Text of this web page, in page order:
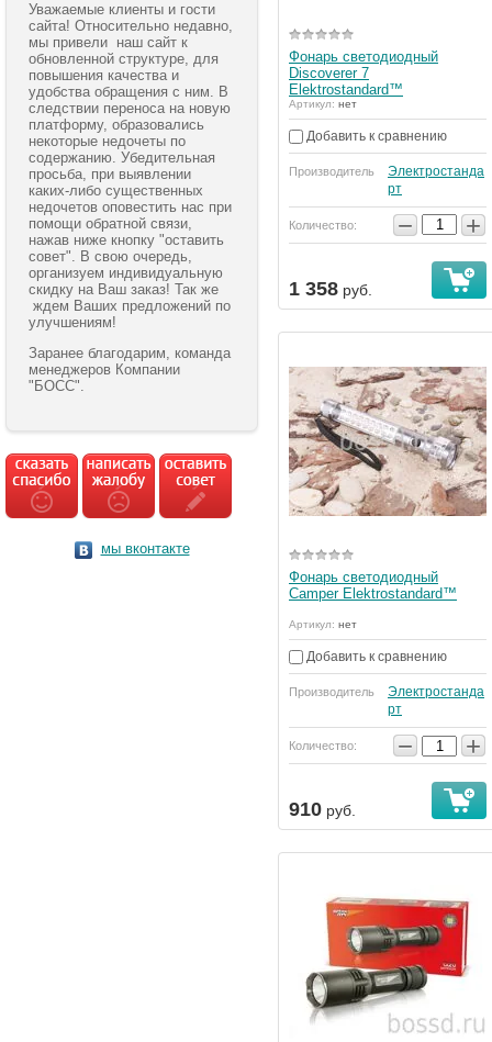
Уважаемые клиенты и гости
сайта! Относительно недавно,
мы привели наш сайт к
обновленной структуре, для
повышения качества и
удобства обращения с ним. В
следствии переноса на новую
платформу, образовались
некоторые недочеты по
содержанию. Убедительная
просьба, при выявлении
каких-либо существенных
недочетов оповестить нас при
помощи обратной связи,
нажав ниже кнопку "оставить
совет". В свою очередь,
организуем индивидуальную
скидку на Ваш заказ! Так же
ждем Ваших предложений по
улучшениям!
Заранее благодарим, команда
менеджеров Компании
"БОСС".
мы вконтакте
Фонарь светодиодный
Discoverer 7
Elektrostandard™
Артикул: нет
Добавить к сравнению
Производитель
Электростанда
рт
Количество: − +
1 358 руб.
Фонарь светодиодный
Camper Elektrostandard™
Артикул: нет
Добавить к сравнению
Производитель
Электростанда
рт
Количество: − +
910 руб.